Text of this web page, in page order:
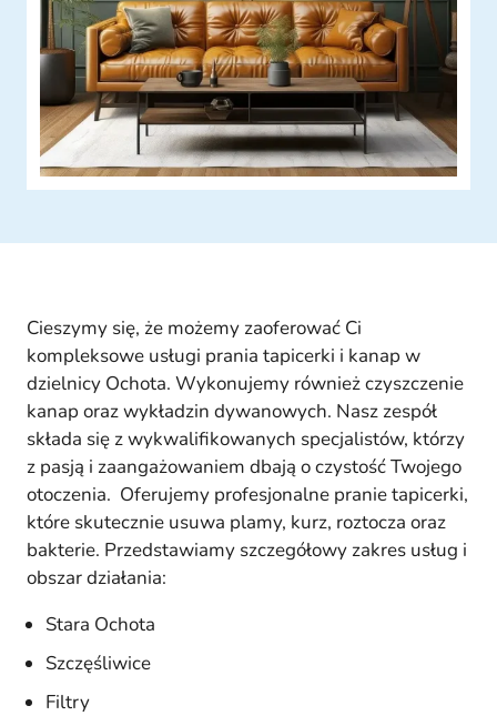
Cieszymy się, że możemy zaoferować Ci
kompleksowe usługi prania tapicerki i kanap w
dzielnicy Ochota. Wykonujemy również czyszczenie
kanap oraz wykładzin dywanowych. Nasz zespół
składa się z wykwalifikowanych specjalistów, którzy
z pasją i zaangażowaniem dbają o czystość Twojego
otoczenia. Oferujemy profesjonalne pranie tapicerki,
które skutecznie usuwa plamy, kurz, roztocza oraz
bakterie. Przedstawiamy szczegółowy zakres usług i
obszar działania:
Stara Ochota
Szczęśliwice
Filtry